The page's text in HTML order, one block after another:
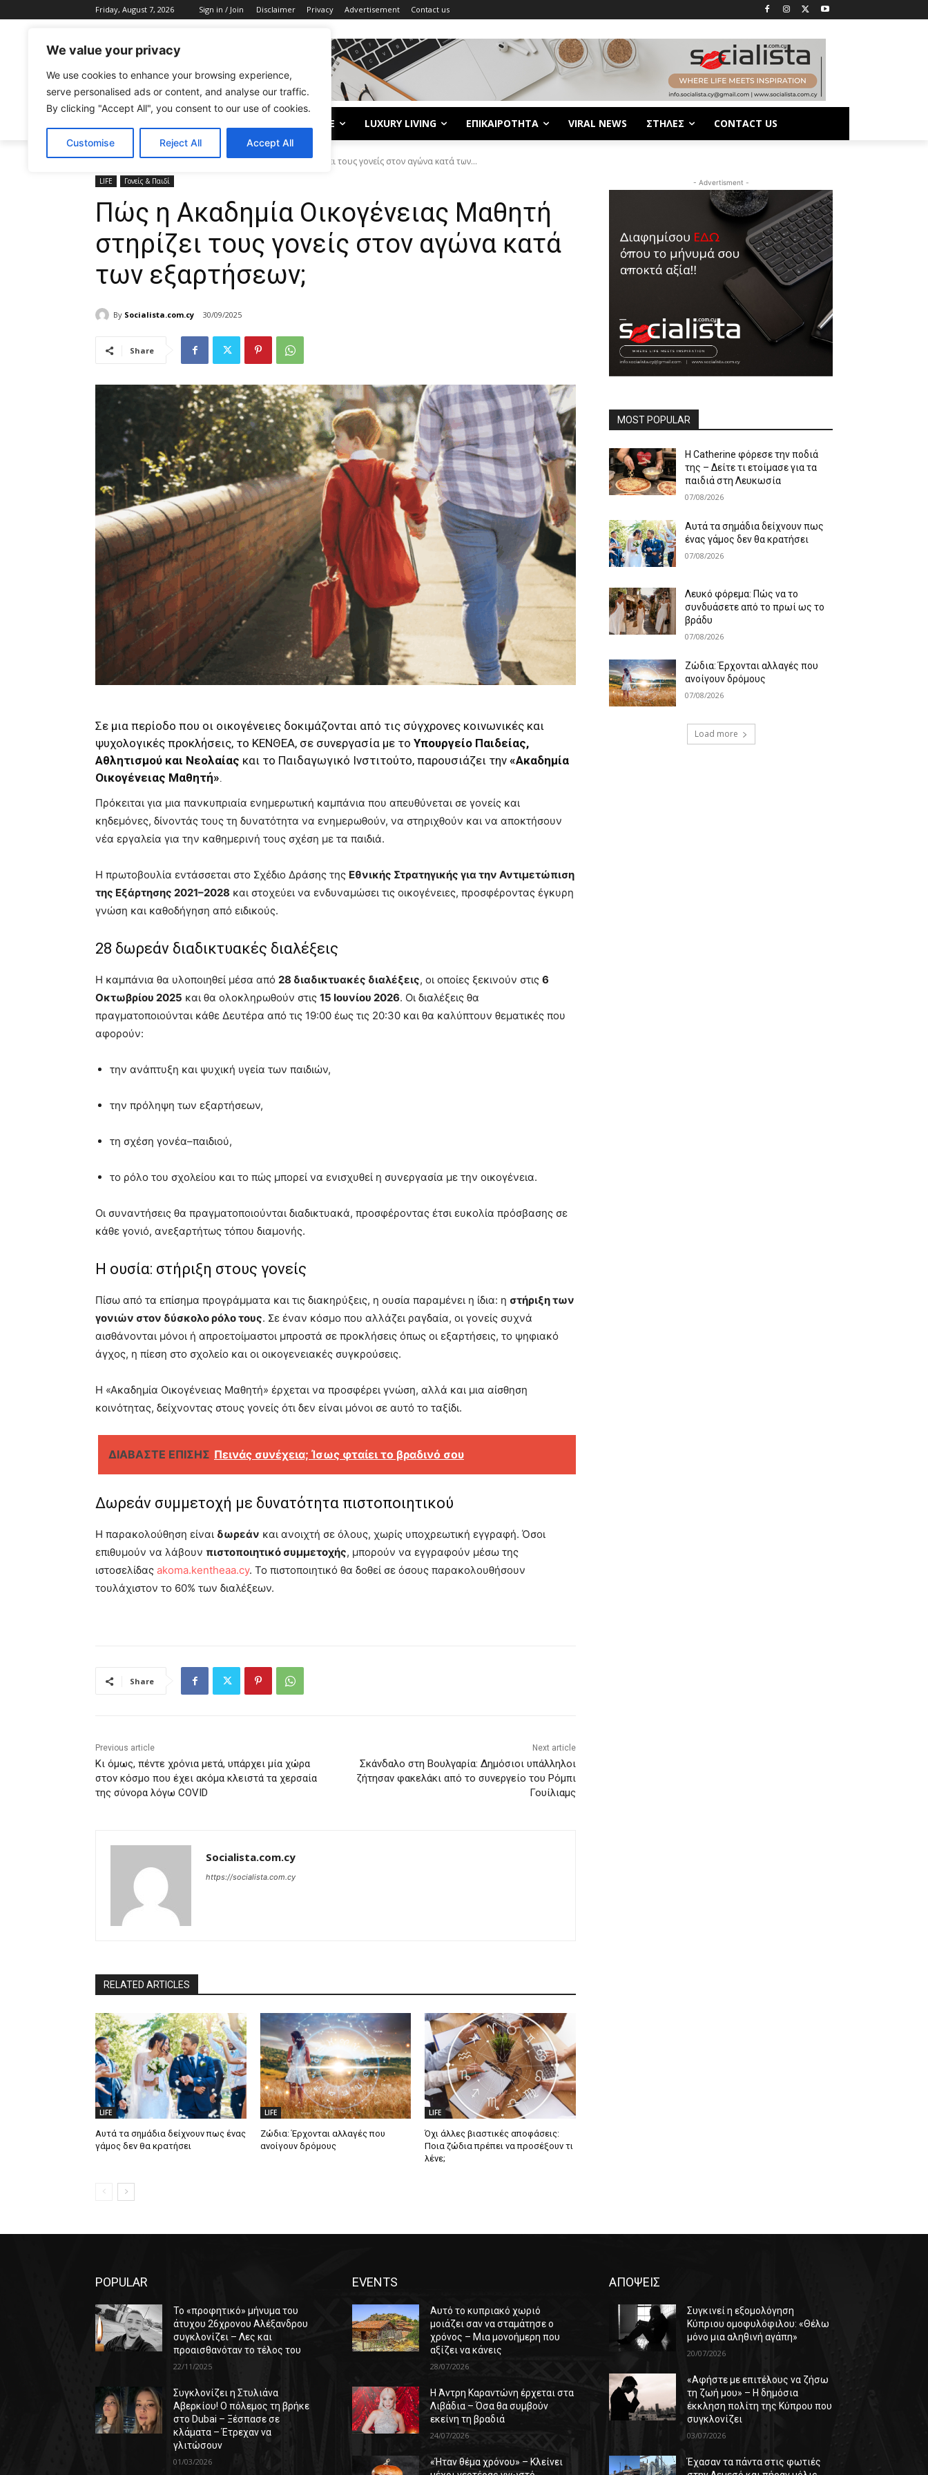
We value your privacy
We use cookies to enhance your browsing experience,
serve personalised ads or content, and analyse our traffic.
By clicking "Accept All", you consent to our use of cookies.
Customise Reject All Accept All
Friday, August 7, 2026 Sign in / Join Disclaimer Privacy Advertisement Contact us
LIFE LUXURY LIVING ΕΠΙΚΑΙΡΟΤΗΤΑ VIRAL NEWS ΣΤΗΛΕΣ CONTACT US
Home LIFE Πώς η Ακαδημία Οικογένειας Μαθητή στηρίζει τους γονείς στον αγώνα κατά των...
LIFE Γονείς & Παιδί
Πώς η Ακαδημία Οικογένειας Μαθητή
στηρίζει τους γονείς στον αγώνα κατά
των εξαρτήσεων;
By Socialista.com.cy 30/09/2025
Share
Σε μια περίοδο που οι οικογένειες δοκιμάζονται από τις σύγχρονες κοινωνικές και
ψυχολογικές προκλήσεις, το ΚΕΝΘΕΑ, σε συνεργασία με το Υπουργείο Παιδείας,
Αθλητισμού και Νεολαίας και το Παιδαγωγικό Ινστιτούτο, παρουσιάζει την «Ακαδημία
Οικογένειας Μαθητή».
Πρόκειται για μια πανκυπριαία ενημερωτική καμπάνια που απευθύνεται σε γονείς και
κηδεμόνες, δίνοντάς τους τη δυνατότητα να ενημερωθούν, να στηριχθούν και να αποκτήσουν
νέα εργαλεία για την καθημερινή τους σχέση με τα παιδιά.
Η πρωτοβουλία εντάσσεται στο Σχέδιο Δράσης της Εθνικής Στρατηγικής για την Αντιμετώπιση
της Εξάρτησης 2021–2028 και στοχεύει να ενδυναμώσει τις οικογένειες, προσφέροντας έγκυρη
γνώση και καθοδήγηση από ειδικούς.
28 δωρεάν διαδικτυακές διαλέξεις
Η καμπάνια θα υλοποιηθεί μέσα από 28 διαδικτυακές διαλέξεις, οι οποίες ξεκινούν στις 6
Οκτωβρίου 2025 και θα ολοκληρωθούν στις 15 Ιουνίου 2026. Οι διαλέξεις θα
πραγματοποιούνται κάθε Δευτέρα από τις 19:00 έως τις 20:30 και θα καλύπτουν θεματικές που
αφορούν:
την ανάπτυξη και ψυχική υγεία των παιδιών,
την πρόληψη των εξαρτήσεων,
τη σχέση γονέα–παιδιού,
το ρόλο του σχολείου και το πώς μπορεί να ενισχυθεί η συνεργασία με την οικογένεια.
Οι συναντήσεις θα πραγματοποιούνται διαδικτυακά, προσφέροντας έτσι ευκολία πρόσβασης σε
κάθε γονιό, ανεξαρτήτως τόπου διαμονής.
Η ουσία: στήριξη στους γονείς
Πίσω από τα επίσημα προγράμματα και τις διακηρύξεις, η ουσία παραμένει η ίδια: η στήριξη των
γονιών στον δύσκολο ρόλο τους. Σε έναν κόσμο που αλλάζει ραγδαία, οι γονείς συχνά
αισθάνονται μόνοι ή απροετοίμαστοι μπροστά σε προκλήσεις όπως οι εξαρτήσεις, το ψηφιακό
άγχος, η πίεση στο σχολείο και οι οικογενειακές συγκρούσεις.
Η «Ακαδημία Οικογένειας Μαθητή» έρχεται να προσφέρει γνώση, αλλά και μια αίσθηση
κοινότητας, δείχνοντας στους γονείς ότι δεν είναι μόνοι σε αυτό το ταξίδι.
ΔΙΑΒΑΣΤΕ ΕΠΙΣΗΣ Πεινάς συνέχεια; Ίσως φταίει το βραδινό σου
Δωρεάν συμμετοχή με δυνατότητα πιστοποιητικού
Η παρακολούθηση είναι δωρεάν και ανοιχτή σε όλους, χωρίς υποχρεωτική εγγραφή. Όσοι
επιθυμούν να λάβουν πιστοποιητικό συμμετοχής, μπορούν να εγγραφούν μέσω της
ιστοσελίδας akoma.kentheaa.cy. Το πιστοποιητικό θα δοθεί σε όσους παρακολουθήσουν
τουλάχιστον το 60% των διαλέξεων.
Share
Previous article
Κι όμως, πέντε χρόνια μετά, υπάρχει μία χώρα
στον κόσμο που έχει ακόμα κλειστά τα χερσαία
της σύνορα λόγω COVID
Next article
Σκάνδαλο στη Βουλγαρία: Δημόσιοι υπάλληλοι
ζήτησαν φακελάκι από το συνεργείο του Ρόμπι
Γουίλιαμς
Socialista.com.cy
https://socialista.com.cy
RELATED ARTICLES
LIFE
Αυτά τα σημάδια δείχνουν πως ένας
γάμος δεν θα κρατήσει
LIFE
Ζώδια: Έρχονται αλλαγές που
ανοίγουν δρόμους
LIFE
Όχι άλλες βιαστικές αποφάσεις:
Ποια ζώδια πρέπει να προσέξουν τι
λένε;
- Advertisment -
MOST POPULAR
Η Catherine φόρεσε την ποδιά
της – Δείτε τι ετοίμασε για τα
παιδιά στη Λευκωσία
07/08/2026
Αυτά τα σημάδια δείχνουν πως
ένας γάμος δεν θα κρατήσει
07/08/2026
Λευκό φόρεμα: Πώς να το
συνδυάσετε από το πρωί ως το
βράδυ
07/08/2026
Ζώδια: Έρχονται αλλαγές που
ανοίγουν δρόμους
07/08/2026
Load more
POPULAR
Το «προφητικό» μήνυμα του
άτυχου 26χρονου Αλέξανδρου
συγκλονίζει – Λες και
προαισθανόταν το τέλος του
22/11/2025
Συγκλονίζει η Στυλιάνα
Αβερκίου! Ο πόλεμος τη βρήκε
στο Dubai – Ξέσπασε σε
κλάματα – Έτρεχαν να
γλιτώσουν
01/03/2026
EVENTS
Αυτό το κυπριακό χωριό
μοιάζει σαν να σταμάτησε ο
χρόνος – Μια μονοήμερη που
αξίζει να κάνεις
28/07/2026
Η Άντρη Καραντώνη έρχεται στα
Λιβάδια – Όσα θα συμβούν
εκείνη τη βραδιά
24/07/2026
«Ήταν θέμα χρόνου» – Κλείνει
ΑΠΟΨΕΙΣ
Συγκινεί η εξομολόγηση
Κύπριου ομοφυλόφιλου: «Θέλω
μόνο μια αληθινή αγάπη»
20/07/2026
«Αφήστε με επιτέλους να ζήσω
τη ζωή μου» – Η δημόσια
έκκληση πολίτη της Κύπρου που
συγκλονίζει
03/07/2026
Έχασαν τα πάντα στις φωτιές